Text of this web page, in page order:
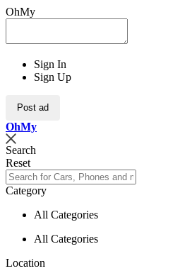
OhMy
Sign In
Sign Up
Post ad
OhMy
Search
Reset
Category
All Categories
All Categories
Location